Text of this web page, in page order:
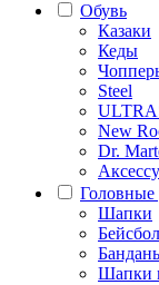
Обувь
Казаки
Кеды
Steel
New
Dr.
Шапки
Шапки